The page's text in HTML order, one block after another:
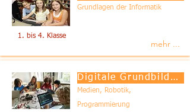
1. bis 4. Klasse
Grundlagen der Informatik
mehr ...
Digitale Grundbildung / Medien
Medien, Robotik,
Programmierung